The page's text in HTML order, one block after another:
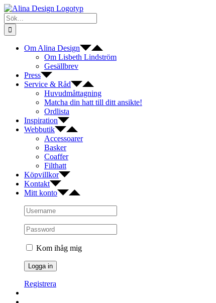
Fortsätt
till
innehållet
Sök
efter:
Om Alina Design
Om Lisbeth Lindström
Gesällbrev
Press
Service & Råd
Huvudmåttagning
Matcha din hatt till ditt ansikte!
Ordlista
Inspiration
Webbutik
Accessoarer
Basker
Coaffer
Filthatt
Köpvillkor
Kontakt
Mitt konto
Kom ihåg mig
Registrera